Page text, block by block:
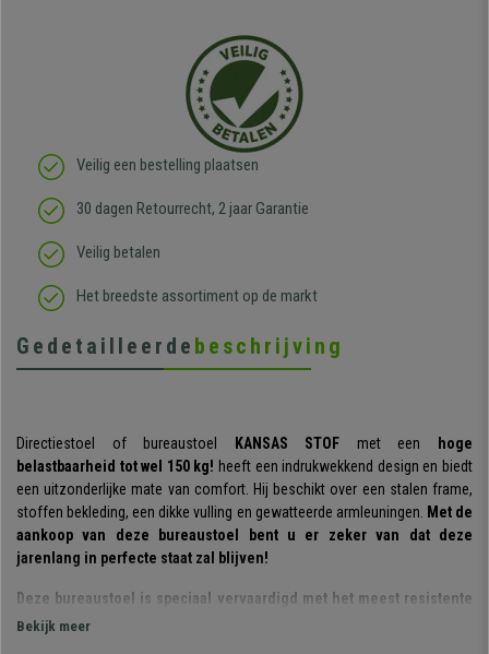
Veilig een bestelling plaatsen
30 dagen Retourrecht, 2 jaar Garantie
Veilig betalen
Het breedste assortiment op de markt
Gedetailleerde beschrijving
Directiestoel of bureaustoel KANSAS STOF met een
hoge
belastbaarheid tot wel 150 kg! heeft een indrukwekkend design en biedt
een uitzonderlijke mate van comfort. Hij beschikt over een stalen frame,
stoffen bekleding, een dikke vulling en gewatteerde armleuningen. Met de
aankoop van deze bureaustoel bent u er zeker van dat deze
jarenlang in perfecte staat zal blijven!
Deze bureaustoel is speciaal vervaardigd met het meest resistente
materiaal en met diktes die groter zijn dan die van een gewone
Bekijk meer